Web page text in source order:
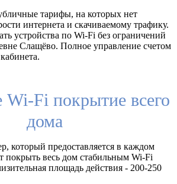
тарифы, на которых нет
интернета и скачиваемому трафику.
устройства по Wi-Fi без ограничений
Слащёво. Полное управление счетом
Wi-Fi покрытие всего
дома
который предоставляется в каждом
покрыть весь дом стабильным Wi-Fi
площадь действия - 200-250